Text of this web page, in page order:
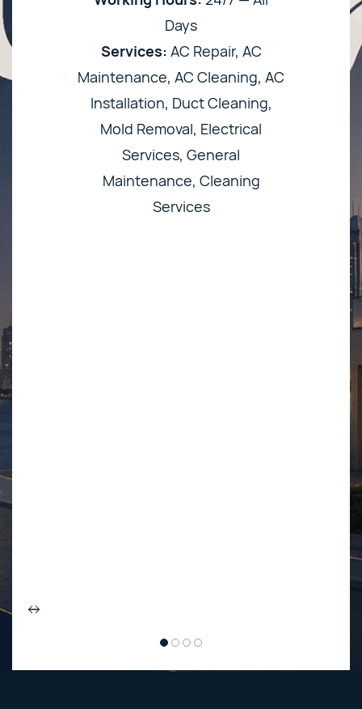
Days
Services: AC Repair, AC
Maintenance, AC Cleaning, AC
Installation, Duct Cleaning,
Mold Removal, Electrical
Services, General
Maintenance, Cleaning
Services